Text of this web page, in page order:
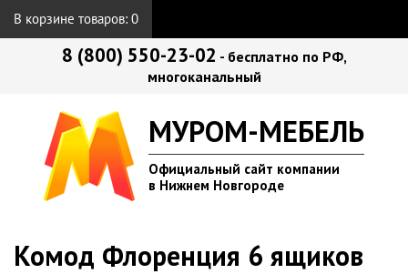
В корзине товаров: 0
8 (800) 550-23-02 - бесплатно по РФ,
многоканальный
МУРОМ-МЕБЕЛЬ
Официальный сайт компании
в Нижнем Новгороде
Комод Флоренция 6 ящиков